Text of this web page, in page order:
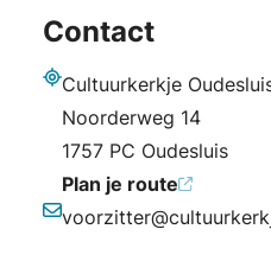
Contact
Cultuurkerkje
Noorderweg 14
1757 PC Oudesluis
Plan je route